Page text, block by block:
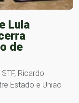
Lula
de
Ricardo
Estado e União